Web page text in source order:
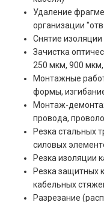
Удаление
организации
Снятие изоляции
Зачистка
250 мкм, 900
Монтажные
формы,
Монтаж-
провода,
Резка стальных
силовых
Резка изоляции
Резка защитных
кабельных
Разрезание